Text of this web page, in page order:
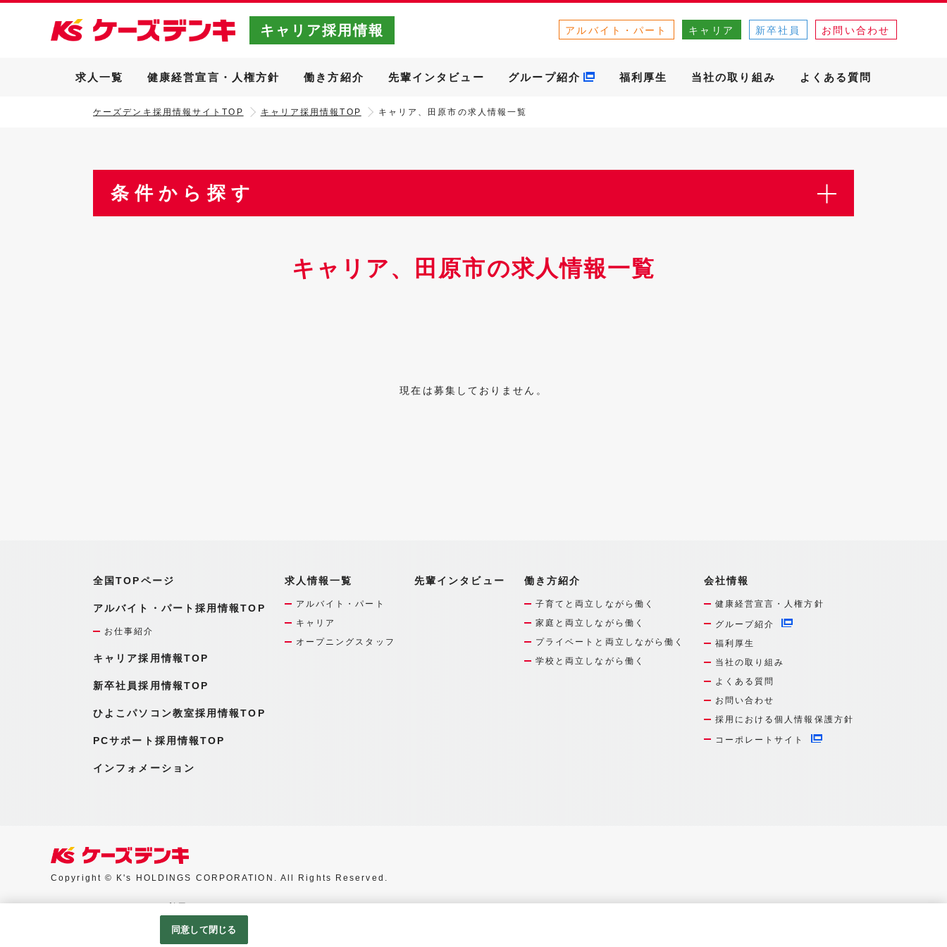
キャリア採用情報 アルバイト・パート キャリア 新卒社員 お問い合わせ
求人一覧 健康経営宣言・人権方針 働き方紹介 先輩インタビュー グループ紹介 福利厚生 当社の取り組み よくある質問
ケーズデンキ採用情報サイトTOP キャリア採用情報TOP キャリア、田原市の求人情報一覧
条件から探す
キャリア、田原市の求人情報一覧
現在は募集しておりません。
全国TOPページ
アルバイト・パート採用情報TOP
お仕事紹介
キャリア採用情報TOP
新卒社員採用情報TOP
ひよこパソコン教室採用情報TOP
PCサポート採用情報TOP
インフォメーション
求人情報一覧
アルバイト・パート
キャリア
オープニングスタッフ
先輩インタビュー 働き方紹介
子育てと両立しながら働く
家庭と両立しながら働く
プライベートと両立しながら働く
学校と両立しながら働く
会社情報
健康経営宣言・人権方針
グループ紹介
福利厚生
当社の取り組み
よくある質問
お問い合わせ
採用における個人情報保護方針
コーポレートサイト
Copyright © K's HOLDINGS CORPORATION. All Rights Reserved.
Googleアナリティクスの利用について
同意して閉じる